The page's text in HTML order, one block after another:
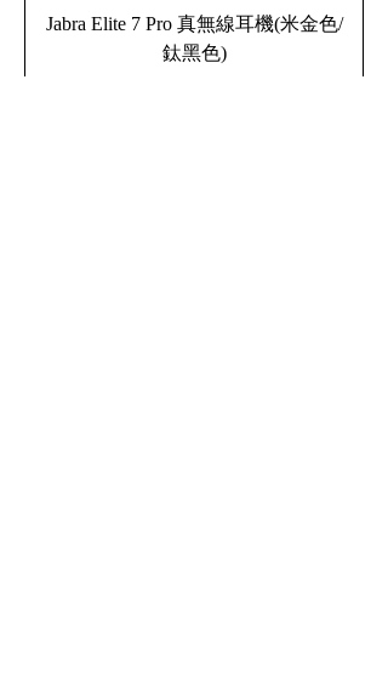
Jabra Elite 7 Pro 真無線耳機(米金色/
鈦黑色)